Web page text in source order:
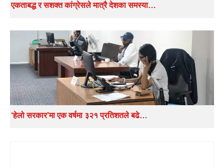
एकताबद्ध र सशक्त कांग्रेसले मात्रै देशका समस्या…
‘हेलो सरकार’मा एक वर्षमा ३२१ प्रतिशतले बढे…